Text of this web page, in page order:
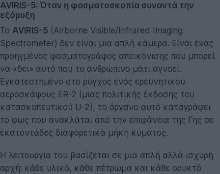
AVIRIS-5: Όταν η φασματοσκοπία συναντά την
εξόρυξη
Το AVIRIS-5 (Airborne Visible/Infrared Imaging
Spectrometer) δεν είναι μια απλή κάμερα. Είναι ένας
προηγμένος φασματογράφος απεικόνισης που μπορεί
να «δει» αυτό που το ανθρώπινο μάτι αγνοεί.
Εγκατεστημένο στο ρύγχος ενός ερευνητικού
αεροσκάφους ER-2 (μιας πολιτικής έκδοσης του
κατασκοπευτικού U-2), το όργανο αυτό καταγράφει
το φως που ανακλάται από την επιφάνεια της Γης σε
εκατοντάδες διαφορετικά μήκη κύματος.
Η λειτουργία του βασίζεται σε μια απλή αλλά ισχυρή
αρχή: κάθε υλικό, κάθε πέτρωμα και κάθε ορυκτό